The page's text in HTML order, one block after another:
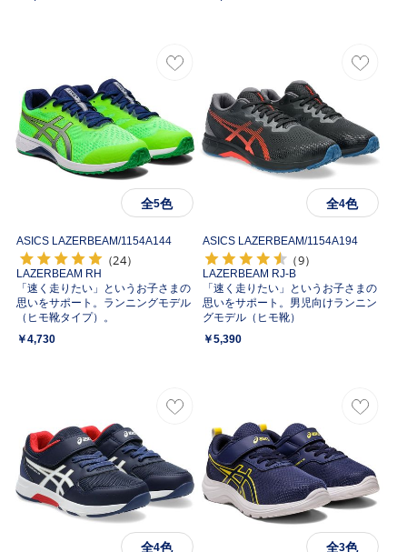
全5色
ASICS LAZERBEAM/1154A144
（24）
LAZERBEAM RH
「速く走りたい」というお子さまの
思いをサポート。ランニングモデル
（ヒモ靴タイプ）。
￥4,730
全4色
ASICS LAZERBEAM/1154A194
（9）
LAZERBEAM RJ-B
「速く走りたい」というお子さまの
思いをサポート。男児向けランニン
グモデル（ヒモ靴）
￥5,390
全4色 全3色